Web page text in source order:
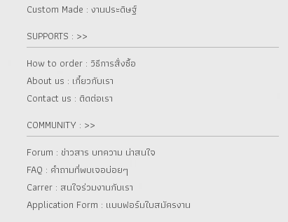
Custom Made : งานประดิษฐ์
SUPPORTS : >>
How to order : วิธีการสั่งซื้อ
About us : เกี๋ยวกับเรา
Contact us : ติดต่อเรา
COMMUNITY : >>
Forum : ข่าวสาร บทความ น่าสนใจ
FAQ : คำถามที่พบเจอบ่อยๆ
Carrer : สนใจร่วมงานกับเรา
Application Form : แบบฟอร์มใบสมัครงาน